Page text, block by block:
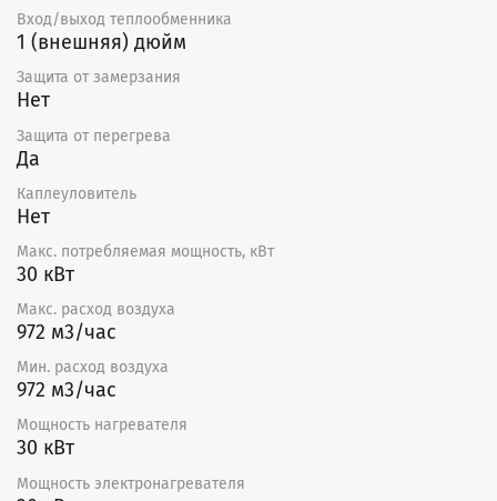
Вход/выход теплообменника
1 (внешняя) дюйм
Защита от замерзания
Нет
Защита от перегрева
Да
Каплеуловитель
Нет
Макс. потребляемая мощность, кВт
30 кВт
Макс. расход воздуха
972 м3/час
Мин. расход воздуха
972 м3/час
Мощность нагревателя
30 кВт
Мощность электронагревателя